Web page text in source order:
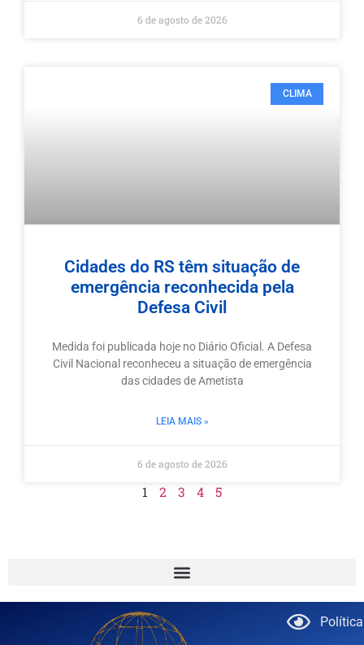
6 de agosto de 2026
CLIMA
Cidades do RS têm situação de
emergência reconhecida pela
Defesa Civil
Medida foi publicada hoje no Diário Oficial. A Defesa
Civil Nacional reconheceu a situação de emergência
das cidades de Ametista
LEIA MAIS »
6 de agosto de 2026
1 2 3 4 5